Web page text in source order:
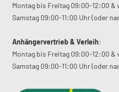
Montag bis Freitag 09:00-12:00 &
Samstag 09:00-11:00 Uhr (oder
Anhängervertrieb & Verleih:
Montag bis Freitag 09:00-12:00 &
Samstag 09:00-11:00 Uhr (oder